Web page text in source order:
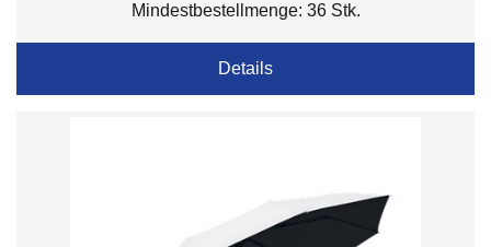
Mindestbestellmenge: 36 Stk.
Details